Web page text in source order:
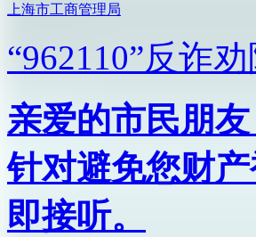
上海市工商管理局
“962110”反诈
亲爱的市民朋
针对避免您财
即接听。